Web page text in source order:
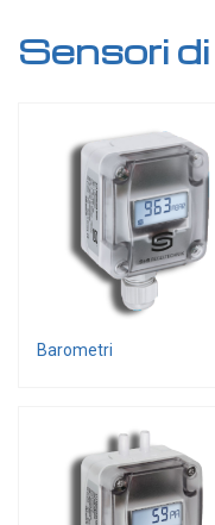
Sensori
Barometri
Sonde temperatura a
Trasmettitori di
Moduli guida DIN
Trasmettitori per testa
Termostati e Regolatori
Unità di controllo
Termostati ambiente
Termostati da canale
Termostati a capillare
Strumenti portatili